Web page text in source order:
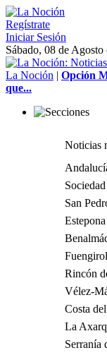
Regístrate
Iniciar Sesión
Sábado, 08 de
La Noción | Opción
que...
Noticias
Sociedad
San
Estepona
Rincón
Vélez-
Costa
La
Serranía